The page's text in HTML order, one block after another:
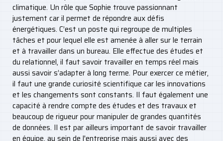
climatique. Un rôle que Sophie trouve passionnant
justement car il permet de répondre aux défis
énergétiques. C’est un poste qui regroupe de multiples
tâches et pour lequel elle est amenée à aller sur le terrain
et à travailler dans un bureau. Elle effectue des études et
du relationnel, il faut savoir travailler en temps réel mais
aussi savoir s’adapter à long terme. Pour exercer ce métier,
il faut une grande curiosité scientifique car les innovations
et les changements sont constants. Il faut également une
capacité à rendre compte des études et des travaux et
beaucoup de rigueur pour manipuler de grandes quantités
de données. Il est par ailleurs important de savoir travailler
en équipe, au sein de l'entreprise mais aussi avec des